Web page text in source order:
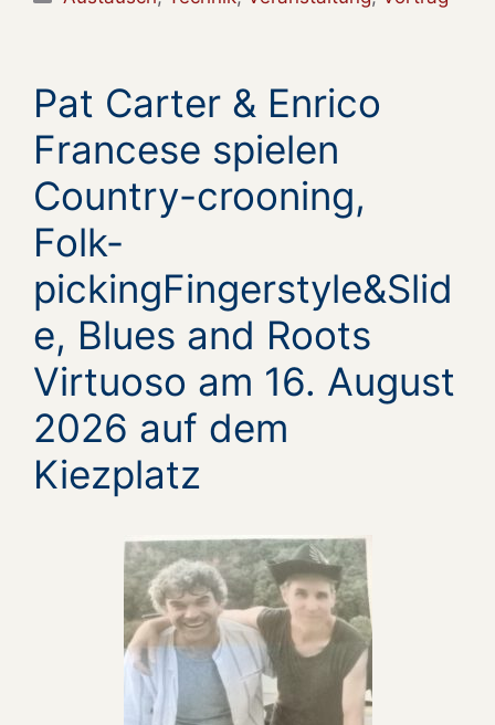
Pat Carter & Enrico
Francese spielen
Country-crooning,
Folk-
pickingFingerstyle&Slid
e, Blues and Roots
Virtuoso am 16. August
2026 auf dem
Kiezplatz